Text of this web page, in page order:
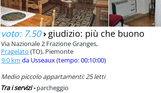
voto: 7.50› giudizio: più che buono
Via Nazionale 2 Frazione Granges,
Pragelato (TO), Piemonte
9.0 km da Usseaux (tempo: 00:10:00)
Medio piccolo appartamenti: 25 letti
Tra i servizi -parcheggio